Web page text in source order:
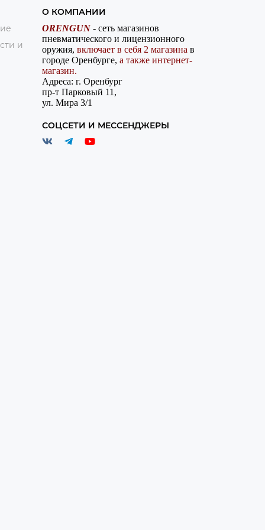
и
О КОМПАНИИ
ORENGUN - сеть магазинов
пневматического и лицензионного
оружия, включает в себя 2 магазина в
городе Оренбурге, а также интернет-
магазин.
Адреса: г. Оренбург
пр-т Парковый 11,
ул. Мира 3/1
СОЦСЕТИ И МЕССЕНДЖЕРЫ